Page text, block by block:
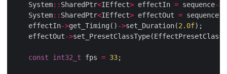
    System
:: SharedPtr<IEffect> effectIn = sequence->
    System
:: SharedPtr<IEffect> effectOut = sequence
    effectIn
->get_Timing() ->set_Duration(2.0f
    effectOut
->
const int32_t fps = 33